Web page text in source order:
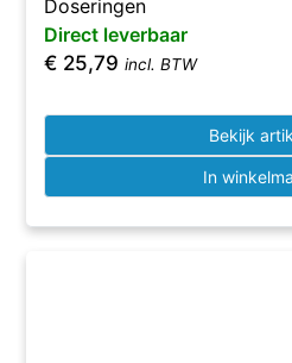
Doseringen
Direct leverbaar
€ 25,79 incl. BTW
Bekijk
In